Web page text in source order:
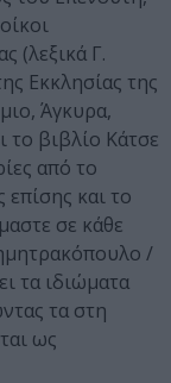
(λεξικά Γ.
Εκκλησίας της
Άγκυρα,
το βιβλίο Κάτσε
από το
και το
σε κάθε
/
τα ιδιώματα
τα στη
ως